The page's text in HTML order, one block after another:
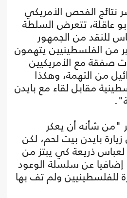
نتائج الفحص الأمريكي
عاقلة، تتعرض السلطة
للنقد من الجمهور
من الفلسطينيين يتهمون
صفقة مع الأمريكيين
من التهمة، وهكذا
مقابل لقاء مع بايدن
"من شأنه أن يعكر
بايدن بيت لحم، لكن
ذريعة كي يبتز من
إضافيا عن سلسلة الوعود
للفلسطينيين ولم تف بها